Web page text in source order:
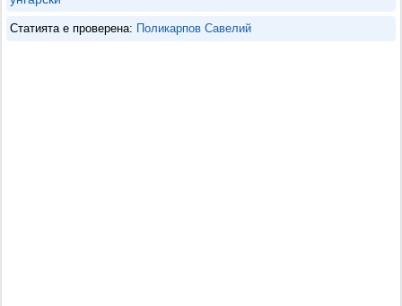
Статията е проверена: Поликарпов Савелий